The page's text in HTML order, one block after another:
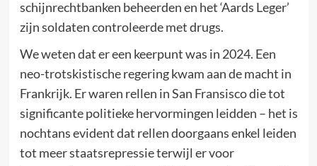
schijnrechtbanken beheerden en het ‘Aards Leger’
zijn soldaten controleerde met drugs.
We weten dat er een keerpunt was in 2024. Een
neo-trotskistische regering kwam aan de macht in
Frankrijk. Er waren rellen in San Fransisco die tot
significante politieke hervormingen leidden – het is
nochtans evident dat rellen doorgaans enkel leiden
tot meer staatsrepressie terwijl er voor